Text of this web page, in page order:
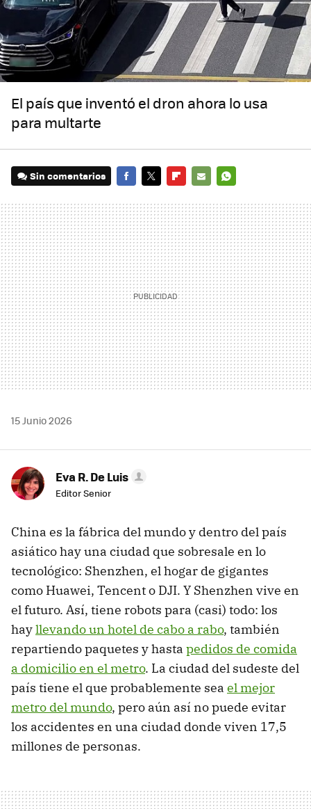
El país que inventó el dron ahora lo usa
para multarte
Sin comentarios
MAIL
15 Junio 2026
Eva R. De Luis
Editor Senior
China es la fábrica del mundo y dentro del país
asiático hay una ciudad que sobresale en lo
tecnológico: Shenzhen, el hogar de gigantes
como Huawei, Tencent o DJI. Y Shenzhen vive en
el futuro. Así, tiene robots para (casi) todo: los
hayllevando un hotel de cabo a rabo, también
repartiendo paquetes y hasta pedidos de comida
a domicilio en el metro. La ciudad del sudeste del
país tiene el que probablemente sea el mejor
metro del mundo, pero aún así no puede evitar
los accidentes en una ciudad donde viven 17,5
millones de personas.